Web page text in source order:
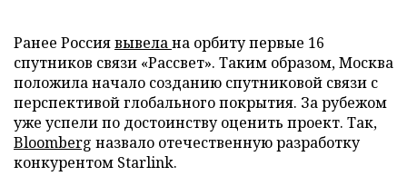
Ранее Россиявывелана орбиту первые 16
спутников связи «Рассвет». Таким образом, Москва
положила начало созданию спутниковой связи с
перспективой глобального покрытия. За рубежом
уже успели по достоинству оценить проект. Так,
Bloomberg назвало отечественную разработку
конкурентом Starlink.